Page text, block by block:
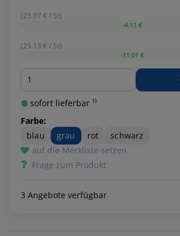
(25.97 € / St)
-4,11 €
(25.13 € / St)
-11,01 €
Menge
sofort lieferbar ¹⁾
Farbe:
blau
grau rot
schwarz
auf die Merkliste setzen
Frage zum Produkt
3 Angebote verfügbar